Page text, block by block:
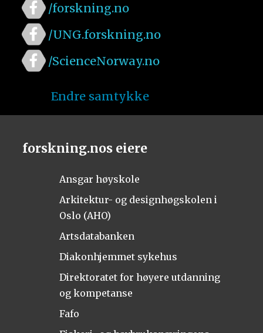
/forskning.no
/UNG.forskning.no
/ScienceNorway.no
Endre samtykke
forskning.nos eiere
Ansgar høyskole
Arkitektur- og designhøgskolen i
Oslo (AHO)
Artsdatabanken
Diakonhjemmet sykehus
Direktoratet for høyere utdanning
og kompetanse
Fafo